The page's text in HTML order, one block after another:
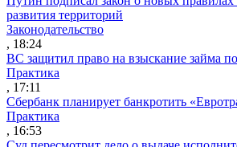
развития территорий
Законодательство
, 18:24
ВС защитил право на взыскание займа
Практика
, 17:11
Сбербанк планирует банкротить
Практика
, 16:53